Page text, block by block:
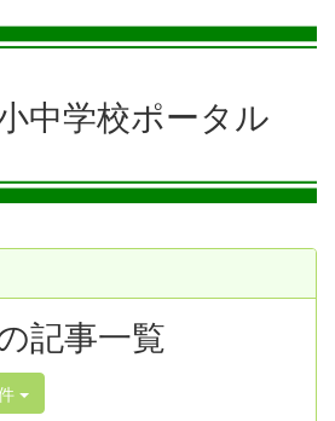
中学校ポータル
記事一覧